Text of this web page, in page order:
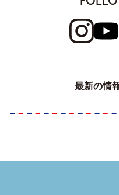
最新の情